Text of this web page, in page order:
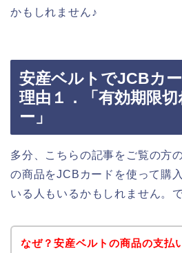
かもしれません♪
安産ベルトでJCBカ
理由１．「有効期限
ー」
多分、こちらの記事をご覧の方
の商品をJCBカードを使って購
いる人もいるかもしれません。
なぜ？安産ベルトの商品の支払